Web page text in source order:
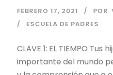
FEBRERO 17, 2021 POR
ESCUELA DE PADRES
CLAVE 1: EL TIEMPO Tus
importante del mundo